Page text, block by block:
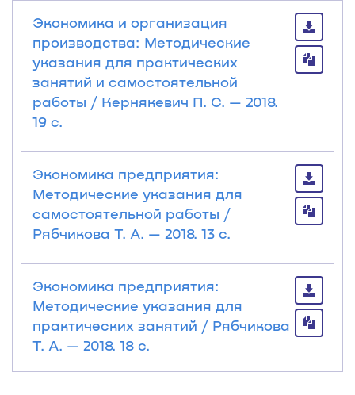
Экономика и организация
производства: Методические
указания для практических
занятий и самостоятельной
работы / Кернякевич П. С. — 2018.
19 с.
Экономика предприятия:
Методические указания для
самостоятельной работы /
Рябчикова Т. А. — 2018. 13 с.
Экономика предприятия:
Методические указания для
практических занятий / Рябчикова
Т. А. — 2018. 18 с.